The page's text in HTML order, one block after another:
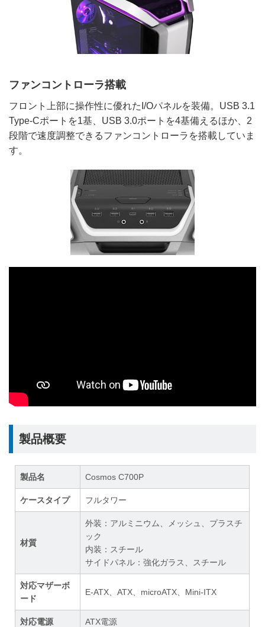
ファンコントローラ搭載
フロント上部に操作性に優れたI/Oパネルを装備。USB 3.1
Type-Cポートを1基、USB 3.0ポートを4基備えるほか、2
段階で速度調整できるファンコントローラを搭載していま
す。
製品概要
製品名 Cosmos C700P
ケースタイプ フルタワー
材質
外装：アルミニウム、メッシュ、プラスチ
ック
内装：スチール
サイドパネル：強化ガラス、スチール
対応マザーボ
ード
E-ATX、ATX、microATX、Mini-ITX
対応電源 ATX電源